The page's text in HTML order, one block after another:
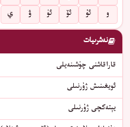
و
ئۇ ئۆ ئۈ ۋ ي
نەشرىيات
قاراقاشنى چۈشىنەيلى
ئويغىنىش ژۇرنىلى
يېتەكچى ژۇرنىلى